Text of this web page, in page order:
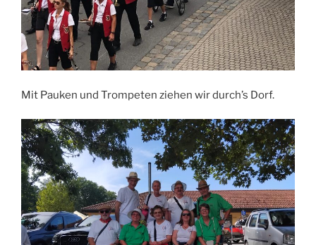
Mit Pauken und Trompeten ziehen wir durch’s Dorf.